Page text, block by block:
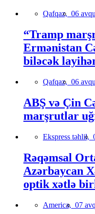
Qafqaz, 06
“Tramp
Ermənistan
biləcək
Qafqaz, 06
ABŞ və Çin
marşrutlar
Ekspress təhlil,
Rəqəmsal
Azərbaycan
optik xətlə
America, 07